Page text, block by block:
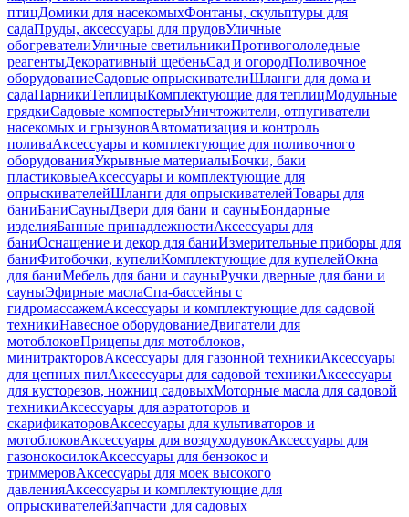
птицДомики для насекомыхФонтаны, скульптуры для
садаПруды, аксессуары для прудовУличные
обогревателиУличные светильникиПротивогололедные
реагентыДекоративный щебеньСад и огородПоливочное
оборудованиеСадовые опрыскивателиШланги для дома и
садаПарникиТеплицыКомплектующие для теплицМодульные
грядкиСадовые компостерыУничтожители, отпугиватели
насекомых и грызуновАвтоматизация и контроль
поливаАксессуары и комплектующие для поливочного
оборудованияУкрывные материалыБочки, баки
пластиковыеАксессуары и комплектующие для
опрыскивателейШланги для опрыскивателейТовары для
баниБаниСауныДвери для бани и сауныБондарные
изделияБанные принадлежностиАксессуары для
баниОснащение и декор для баниИзмерительные приборы для
баниФитобочки, купелиКомплектующие для купелейОкна
для баниМебель для бани и сауныРучки дверные для бани и
сауныЭфирные маслаСпа-бассейны с
гидромассажемАксессуары и комплектующие для садовой
техникиНавесное оборудованиеДвигатели для
мотоблоковПрицепы для мотоблоков,
минитракторовАксессуары для газонной техникиАксессуары
для цепных пилАксессуары для садовой техникиАксессуары
для кусторезов, ножниц садовыхМоторные масла для садовой
техникиАксессуары для аэратоторов и
скарификаторовАксессуары для культиваторов и
мотоблоковАксессуары для воздуходувокАксессуары для
газонокосилокАксессуары для бензокос и
триммеровАксессуары для моек высокого
давленияАксессуары и комплектующие для
опрыскивателейЗапчасти для садовых